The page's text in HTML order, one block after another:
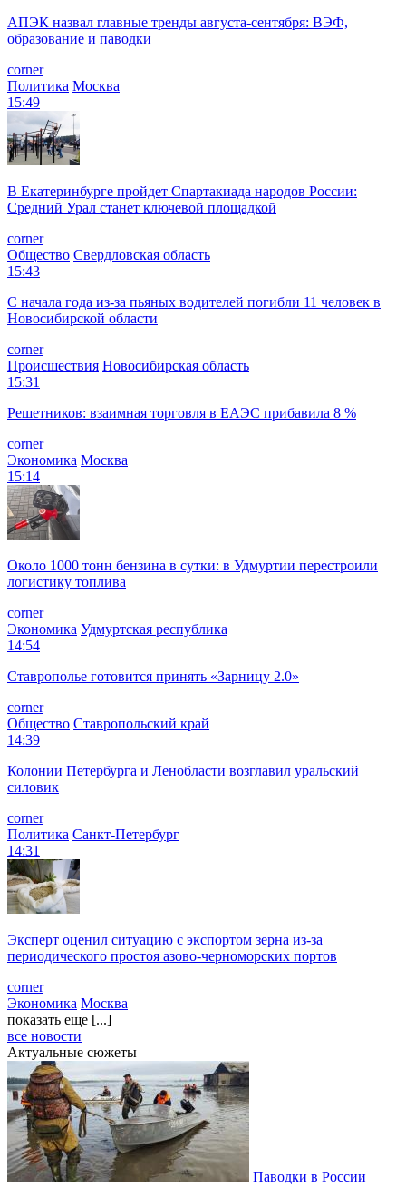
АПЭК назвал главные тренды августа-сентября: ВЭФ,
образование и паводки
corner
Политика Москва
15:49
В Екатеринбурге пройдет Спартакиада народов России:
Средний Урал станет ключевой площадкой
corner
Общество Свердловская область
15:43
С начала года из‑за пьяных водителей погибли 11 человек в
Новосибирской области
corner
Происшествия Новосибирская область
15:31
Решетников: взаимная торговля в ЕАЭС прибавила 8 %
corner
Экономика Москва
15:14
Около 1000 тонн бензина в сутки: в Удмуртии перестроили
логистику топлива
corner
Экономика Удмуртская республика
14:54
Ставрополье готовится принять «Зарницу 2.0»
corner
Общество Ставропольский край
14:39
Колонии Петербурга и Ленобласти возглавил уральский
силовик
corner
Политика Санкт-Петербург
14:31
Эксперт оценил ситуацию с экспортом зерна из-за
периодического простоя азово-черноморских портов
corner
Экономика Москва
показать еще [...]
все новости
Актуальные сюжеты
Паводки в России